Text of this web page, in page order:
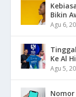
Bikin
Agu 6,
Ke Al
Agu 5,
Nomor